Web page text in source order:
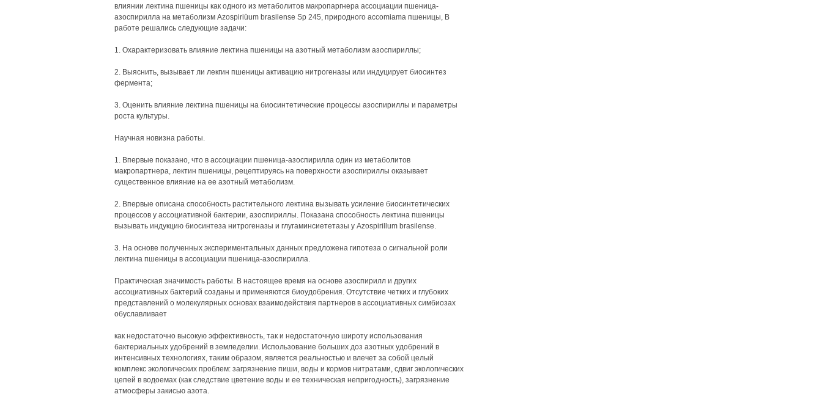
влиянии лектина пшеницы как одного из метаболитов макропаргнера ассоциации пшеница-
азоспирилла на метаболизм Azospiriüum brasilense Sp 245, природного accomiama пшеницы, В
работе решались следующие задачи:
1. Охарактеризовать влияние лектина пшеницы на азотный метаболизм азоспириллы;
2. Выяснить, вызывает ли лекгин пшеницы активацию нитрогеназы или индуцирует биосинтез
фермента;
3. Оценить влияние лектина пшеницы на биосинтетические процессы азоспириллы и параметры
роста культуры.
Научная новизна работы.
1. Впервые показано, что в ассоциации пшеница-азоспирилла один из метаболитов
макропартнера, лектин пшеницы, рецептируясь на поверхности азоспириллы оказывает
существенное влияние на ее азотный метаболизм.
2. Впервые описана способность растительного лектина вызывать усиление биосинтетических
процессов у ассоциативной бактерии, азоспириллы. Показана способность лектина пшеницы
вызывать индукцию биосинтеза нитрогеназы и глугаминсиететазы у Azospirillum brasilense.
3. На основе полученных экспериментальных данных предложена гипотеза о сигнальной роли
лектина пшеницы в ассоциации пшеница-азоспирилла.
Практическая значимость работы. В настоящее время на основе азоспирилл и других
ассоциативных бактерий созданы и применяются биоудобрения. Отсутствие четких и глубоких
представлений о молекулярных основах взаимодействия партнеров в ассоциативных симбиозах
обуславливает
как недостаточно высокую эффективность, так и недостаточную широту использования
бактериальных удобрений в земледелии. Использование больших доз азотных удобрений в
интенсивных технологиях, таким образом, является реальностью и влечет за собой целый
комплекс экологических проблем: загрязнение пиши, воды и кормов нитратами, сдвиг экологических
цепей в водоемах (как следствие цветение воды и ее техническая непригодность), загрязнение
атмосферы закисью азота.